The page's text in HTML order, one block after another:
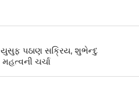
યુસુફ પઠાણ સક્રિય, શુભેન્દુ
ચર્ચા